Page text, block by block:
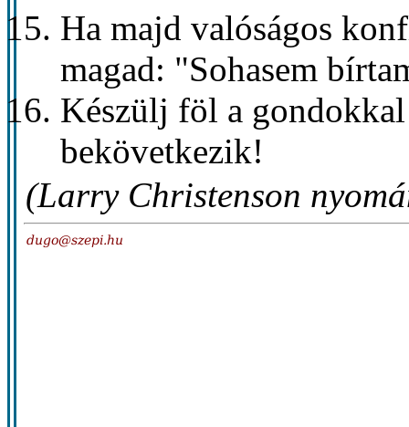
Ha majd valóságos
magad: "Sohasem
Készülj föl a
bekövetkezik!
(Larry Christenson